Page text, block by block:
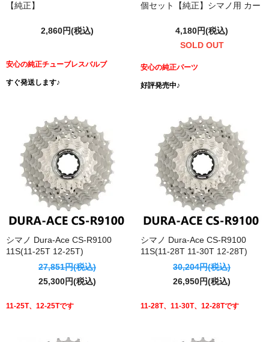
【純正】
2,860円(税込)
安心の純正チューブレスバルブ
すぐ発送します♪
個セット【純正】シマノ用 カー
4,180円(税込)
SOLD OUT
安心の純正パーツ
好評発売中♪
シマノ Dura-Ace CS-R9100
11S(11-25T 12-25T)
27,851円(税込)
25,300円(税込)
11-25T、12-25Tです
シマノ Dura-Ace CS-R9100
11S(11-28T 11-30T 12-28T)
30,204円(税込)
26,950円(税込)
11-28T、11-30T、12-28Tです